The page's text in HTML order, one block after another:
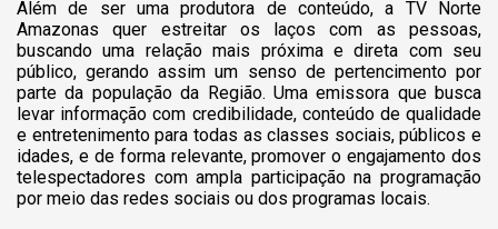
Além de ser uma produtora de conteúdo, a TV Norte
Amazonas quer estreitar os laços com as pessoas,
buscando uma relação mais próxima e direta com seu
público, gerando assim um senso de pertencimento por
parte da população da Região. Uma emissora que busca
levar informação com credibilidade, conteúdo de qualidade
e entretenimento para todas as classes sociais, públicos e
idades, e de forma relevante, promover o engajamento dos
telespectadores com ampla participação na programação
por meio das redes sociais ou dos programas locais.